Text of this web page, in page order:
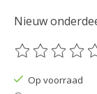
Nieuw
De
Op voorraad